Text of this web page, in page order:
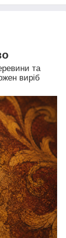
та
виріб